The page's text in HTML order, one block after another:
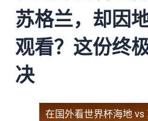
苏格兰，却因
观看？这份终
决
在国外看世界杯海地 vs